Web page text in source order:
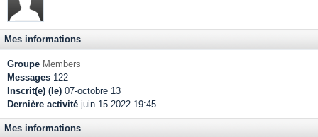
Mes informations
Groupe Members
Messages 122
Inscrit(e) (le) 07-octobre 13
Dernière activité juin 15 2022 19:45
Mes informations